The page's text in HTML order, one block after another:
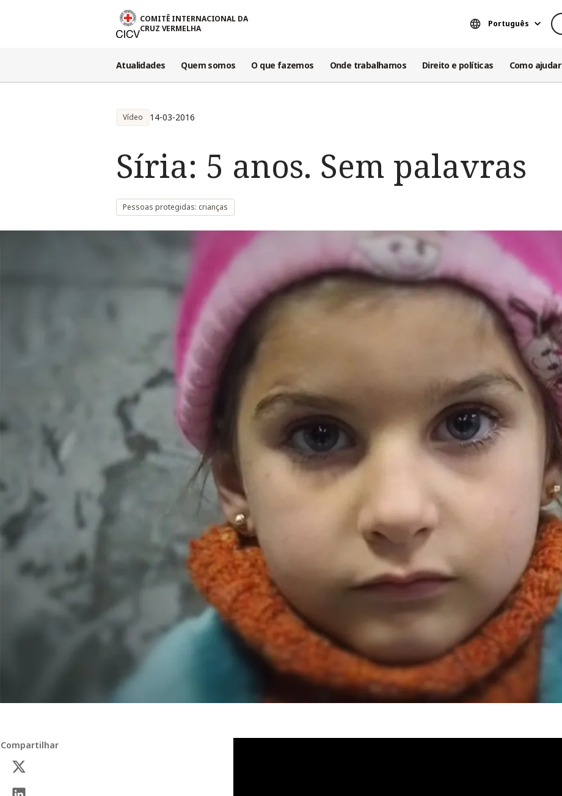
Passar para o conteúdo principal
COMITÊ INTERNACIONAL DA
CRUZ VERMELHA
Português
Atualidades Quem somos O que fazemos Onde trabalhamos Direito e políticas Como ajudar
Vídeo 14-03-2016
Síria: 5 anos. Sem palavras
Pessoas protegidas: crianças
Compartilhar